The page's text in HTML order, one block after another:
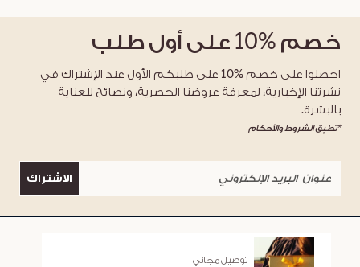
خصم %10 على أول طلب
احصلوا على خصم %10 على طلبكم الأول عند الإشتراك في
نشرتنا الإخبارية، لمعرفة عروضنا الحصرية، ونصائح للعناية
بالبشرة.
*تطبق الشروط والأحكام
الاشتراك
توصيل مجاني